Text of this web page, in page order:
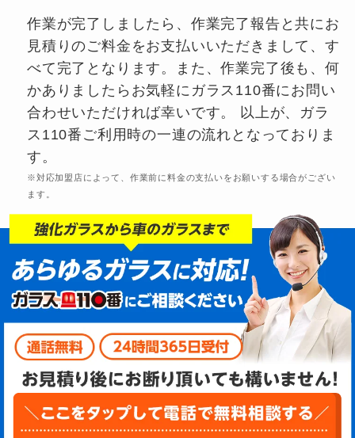
作業が完了しましたら、作業完了報告と共にお
見積りのご料金をお支払いいただきまして、す
べて完了となります。また、作業完了後も、何
かありましたらお気軽にガラス110番にお問い
合わせいただければ幸いです。 以上が、ガラ
ス110番ご利用時の一連の流れとなっておりま
す。
※対応加盟店によって、作業前に料金の支払いをお願いする場合がござい
ます。